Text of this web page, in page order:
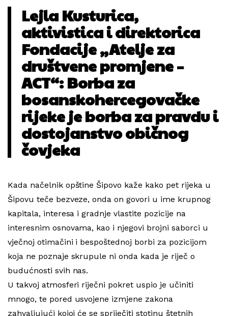
Lejla Kusturica,
aktivistica i direktorica
Fondacije „Atelje za
društvene promjene –
ACT“: Borba za
bosanskohercegovačke
rijeke je borba za pravdu i
dostojanstvo običnog
čovjeka
Kada načelnik opštine Šipovo kaže kako pet rijeka u
Šipovu teče bezveze, onda on govori u ime krupnog
kapitala, interesa i gradnje vlastite pozicije na
interesnim osnovama, kao i njegovi brojni saborci u
vječnoj otimačini i bespoštednoj borbi za pozicijom
koja ne poznaje skrupule ni onda kada je riječ o
budućnosti svih nas.
U takvoj atmosferi riječni pokret uspio je učiniti
mnogo, te pored usvojene izmjene zakona
zahvaljujući kojoj će se spriječiti stotinu štetnih